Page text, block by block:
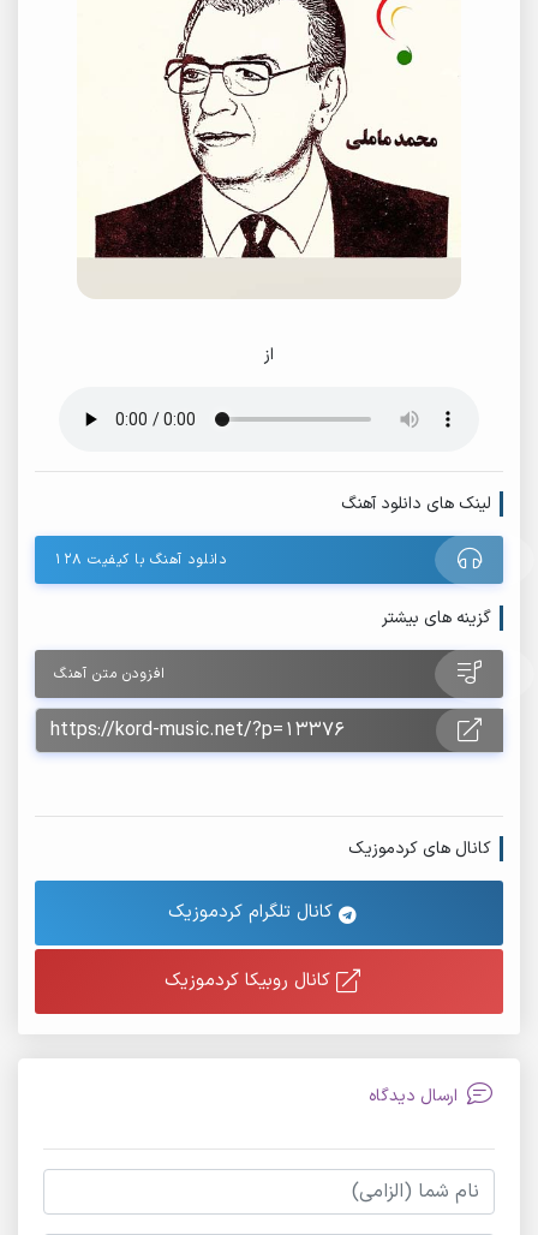
از
لینک های دانلود آهنگ
دانلود آهنگ با کیفیت ۱۲۸
گزینه های بیشتر
افزودن متن آهنگ
کانال های کردموزیک
کانال تلگرام کردموزیک
کانال روبیکا کردموزیک
ارسال دیدگاه